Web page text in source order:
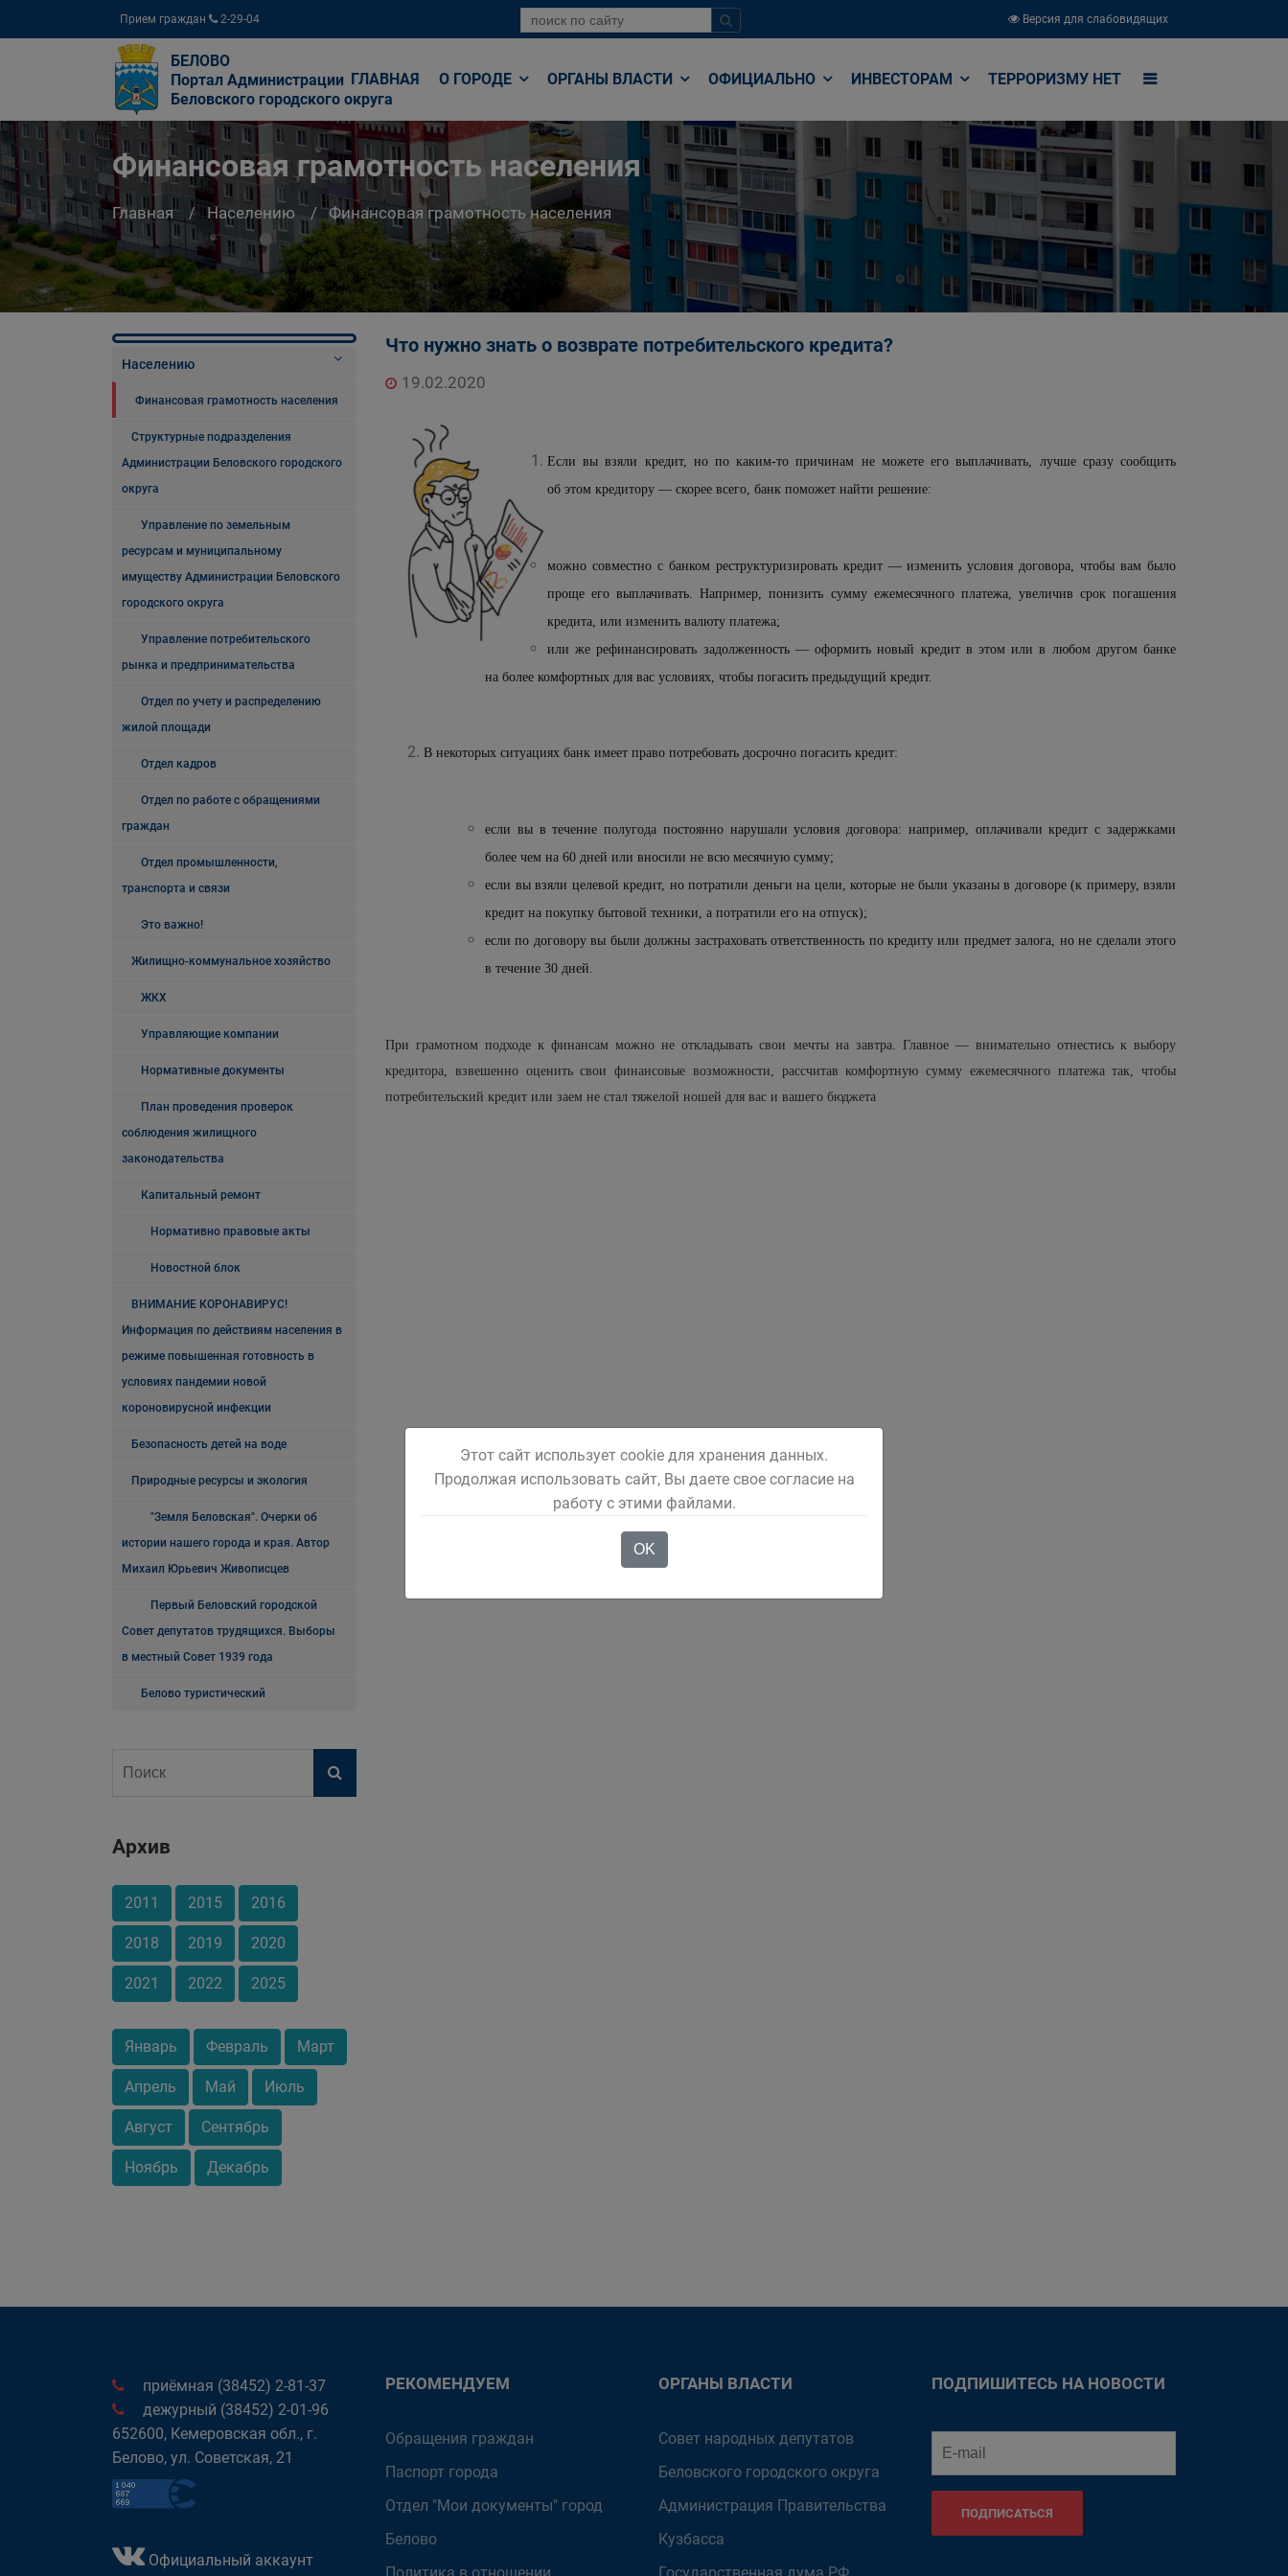
Прием граждан 2-29-04 Версия для слабовидящих
БЕЛОВО
Портал Администрации
Беловского городского округа
ГЛАВНАЯ О ГОРОДЕ ОРГАНЫ ВЛАСТИ ОФИЦИАЛЬНО ИНВЕСТОРАМ ТЕРРОРИЗМУ НЕТ
Финансовая грамотность населения
Главная Населению Финансовая грамотность населения
Населению
Финансовая грамотность населения
Структурные подразделения
Администрации Беловского городского
округа
Управление по земельным
ресурсам и муниципальному
имуществу Администрации Беловского
городского округа
Управление потребительского
рынка и предпринимательства
Отдел по учету и распределению
жилой площади
Отдел кадров
Отдел по работе с обращениями
граждан
Отдел промышленности,
транспорта и связи
Это важно!
Жилищно-коммунальное хозяйство
ЖКХ
Управляющие компании
Нормативные документы
План проведения проверок
соблюдения жилищного
законодательства
Капитальный ремонт
Нормативно правовые акты
Новостной блок
ВНИМАНИЕ КОРОНАВИРУС!
Информация по действиям населения в
режиме повышенная готовность в
условиях пандемии новой
короновирусной инфекции
Безопасность детей на воде
Природные ресурсы и экология
"Земля Беловская". Очерки об
истории нашего города и края. Автор
Михаил Юрьевич Живописцев
Первый Беловский городской
Совет депутатов трудящихся. Выборы
в местный Совет 1939 года
Белово туристический
Архив
2011 2015 2016
2018 2019 2020
2021 2022 2025
Январь Февраль Март
Апрель Май Июль
Август Сентябрь
Ноябрь Декабрь
Что нужно знать о возврате потребительского кредита?
19.02.2020
Если вы взяли кредит, но по каким-то причинам не можете его выплачивать, лучше сразу сообщить
об этом кредитору — скорее всего, банк поможет найти решение:
можно совместно с банком реструктуризировать кредит — изменить условия договора, чтобы вам было
проще его выплачивать. Например, понизить сумму ежемесячного платежа, увеличив срок погашения
кредита, или изменить валюту платежа;
или же рефинансировать задолженность — оформить новый кредит в этом или в любом другом банке
на более комфортных для вас условиях, чтобы погасить предыдущий кредит.
В некоторых ситуациях банк имеет право потребовать досрочно погасить кредит:
если вы в течение полугода постоянно нарушали условия договора: например, оплачивали кредит с задержками
более чем на 60 дней или вносили не всю месячную сумму;
если вы взяли целевой кредит, но потратили деньги на цели, которые не были указаны в договоре (к примеру, взяли
кредит на покупку бытовой техники, а потратили его на отпуск);
если по договору вы были должны застраховать ответственность по кредиту или предмет залога, но не сделали этого
в течение 30 дней.
При грамотном подходе к финансам можно не откладывать свои мечты на завтра. Главное — внимательно отнестись к выбору
кредитора, взвешенно оценить свои финансовые возможности, рассчитав комфортную сумму ежемесячного платежа так, чтобы
потребительский кредит или заем не стал тяжелой ношей для вас и вашего бюджета
приёмная (38452) 2-81-37
дежурный (38452) 2-01-96
652600, Кемеровская обл., г.
Белово, ул. Советская, 21
Официальный аккаунт
РЕКОМЕНДУЕМ
Обращения граждан
Паспорт города
Отдел "Мои документы" город
Белово
ОРГАНЫ ВЛАСТИ
Совет народных депутатов
Беловского городского округа
Администрация Правительства
Кузбасса
ПОДПИШИТЕСЬ НА НОВОСТИ
ПОДПИСАТЬСЯ
Этот сайт использует cookie для хранения данных.
Продолжая использовать сайт, Вы даете свое согласие на
работу с этими файлами.
OK